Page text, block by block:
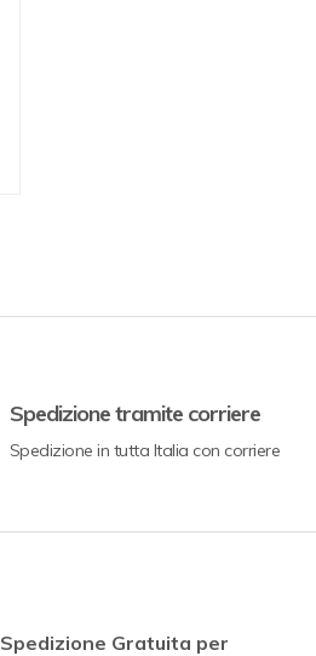
Spedizione tramite corriere
Spedizione in tutta Italia con corriere
Spedizione Gratuita per